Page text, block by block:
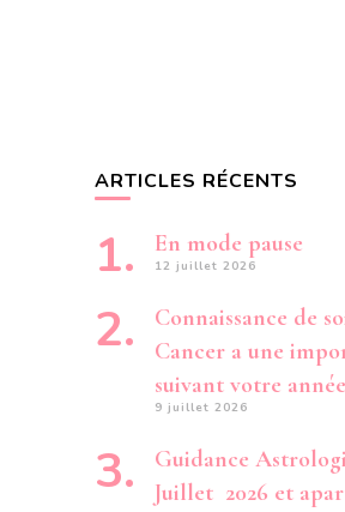
ARTICLES RÉCENTS
En mode pause
12 juillet 2026
Connaissance de
Cancer a une
suivant votre
9 juillet 2026
Guidance
Juillet 2026 et